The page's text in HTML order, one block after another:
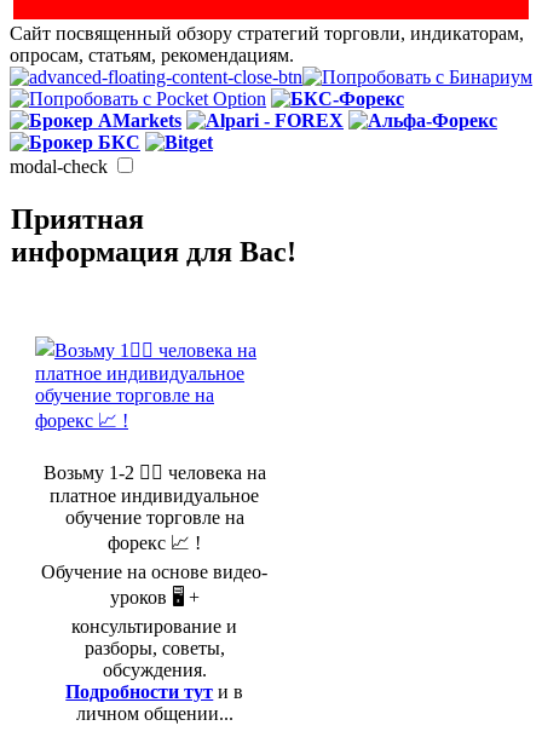
Сайт посвященный обзору стратегий торговли, индикаторам,
опросам, статьям, рекомендациям.
modal-check
Приятная
информация для Вас!
Возьму 1-2 🤵‍♂️ человека на
платное индивидуальное
обучение торговле на
форекс 📈 !
Обучение на основе видео-
уроков 🖥️ +
консультирование и
разборы, советы,
обсуждения.
Подробности тут и в
личном общении...